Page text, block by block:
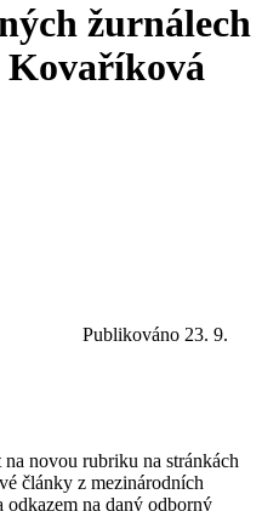
žurnálech
Kovaříková
Publikováno 23. 9.
novou rubriku na stránkách
články z mezinárodních
odkazem na daný odborný